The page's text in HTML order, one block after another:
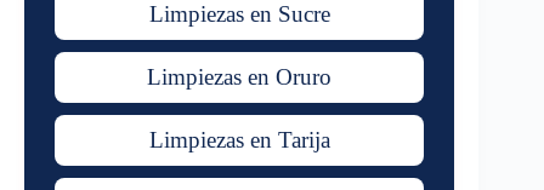
Limpiezas en Sucre
Limpiezas en Oruro
Limpiezas en Tarija